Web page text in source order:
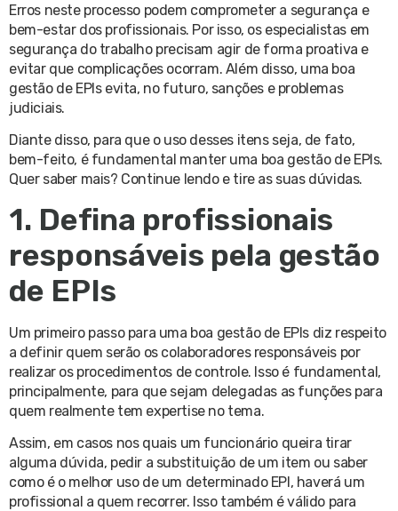
Erros neste processo podem comprometer a segurança e
bem-estar dos profissionais. Por isso, os especialistas em
segurança do trabalho precisam agir de forma proativa e
evitar que complicações ocorram. Além disso, uma boa
gestão de EPIs evita, no futuro, sanções e problemas
judiciais.
Diante disso, para que o uso desses itens seja, de fato,
bem-feito, é fundamental manter uma boa gestão de EPIs.
Quer saber mais? Continue lendo e tire as suas dúvidas.
1. Defina profissionais
responsáveis pela gestão
de EPIs
Um primeiro passo para uma boa gestão de EPIs diz respeito
a definir quem serão os colaboradores responsáveis por
realizar os procedimentos de controle. Isso é fundamental,
principalmente, para que sejam delegadas as funções para
quem realmente tem expertise no tema.
Assim, em casos nos quais um funcionário queira tirar
alguma dúvida, pedir a substituição de um item ou saber
como é o melhor uso de um determinado EPI, haverá um
profissional a quem recorrer. Isso também é válido para